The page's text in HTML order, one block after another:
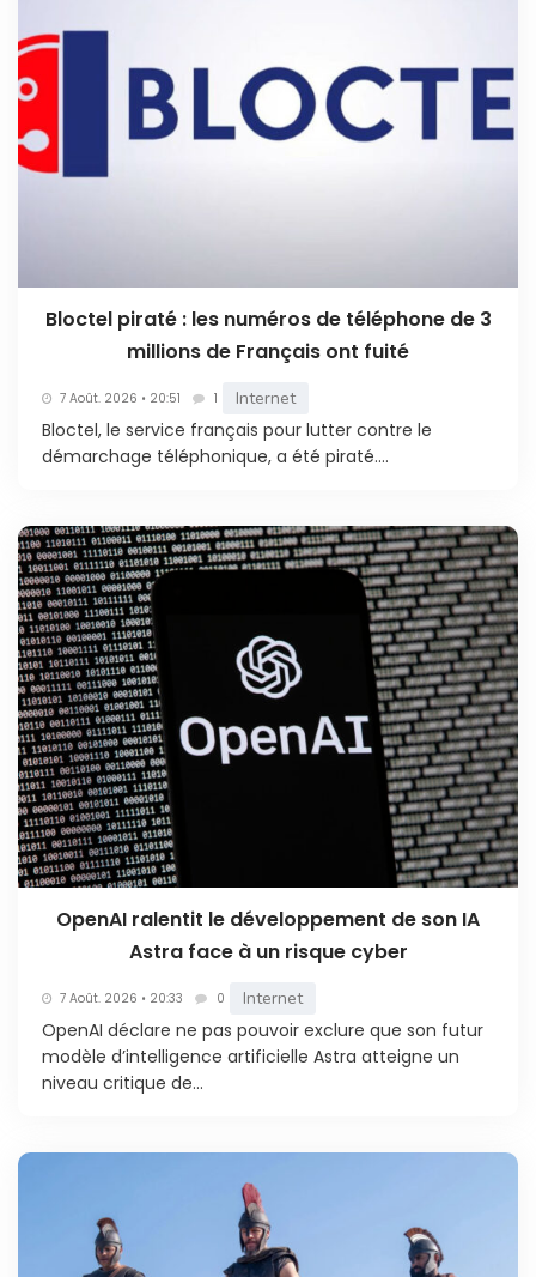
Bloctel piraté : les numéros de téléphone de 3
millions de Français ont fuité
7 Août. 2026 • 20:51 1 Internet
Bloctel, le service français pour lutter contre le
démarchage téléphonique, a été piraté....
OpenAI ralentit le développement de son IA
Astra face à un risque cyber
7 Août. 2026 • 20:33 0 Internet
OpenAI déclare ne pas pouvoir exclure que son futur
modèle d’intelligence artificielle Astra atteigne un
niveau critique de...